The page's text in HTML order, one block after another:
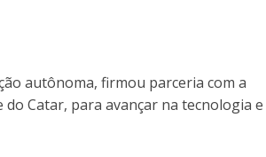
autônoma, firmou parceria com a
Catar, para avançar na tecnologia e